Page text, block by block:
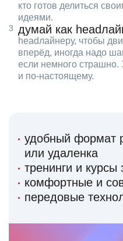
кто готов делиться
идеями.
думай как
headлайнеру, чтобы
вперёд, иногда надо
если немного страшно.
и по‑настоящему.
удобный формат
или удаленка
тренинги и курсы
комфортные и
передовые